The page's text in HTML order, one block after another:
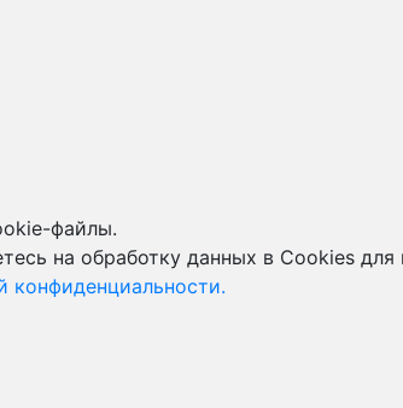
файлы.
на обработку данных в Cookies
конфиденциальности.